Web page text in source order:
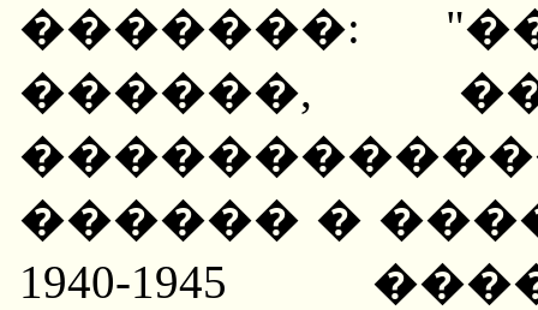
�������:
������,
������ �
1940-1945